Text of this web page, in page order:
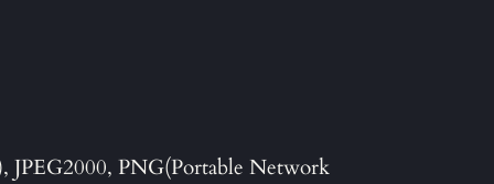
JPEG2000, PNG(Portable Network